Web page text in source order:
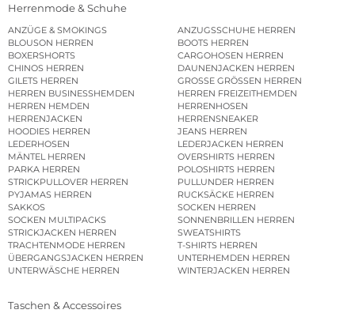
Herrenmode & Schuhe
ANZÜGE & SMOKINGS
ANZUGSSCHUHE HERREN
BLOUSON HERREN
BOOTS HERREN
BOXERSHORTS
CARGOHOSEN HERREN
CHINOS HERREN
DAUNENJACKEN HERREN
GILETS HERREN
GROSSE GRÖSSEN HERREN
HERREN BUSINESSHEMDEN
HERREN FREIZEITHEMDEN
HERREN HEMDEN
HERRENHOSEN
HERRENJACKEN
HERRENSNEAKER
HOODIES HERREN
JEANS HERREN
LEDERHOSEN
LEDERJACKEN HERREN
MÄNTEL HERREN
OVERSHIRTS HERREN
PARKA HERREN
POLOSHIRTS HERREN
STRICKPULLOVER HERREN
PULLUNDER HERREN
PYJAMAS HERREN
RUCKSÄCKE HERREN
SAKKOS
SOCKEN HERREN
SOCKEN MULTIPACKS
SONNENBRILLEN HERREN
STRICKJACKEN HERREN
SWEATSHIRTS
TRACHTENMODE HERREN
T-SHIRTS HERREN
ÜBERGANGSJACKEN HERREN
UNTERHEMDEN HERREN
UNTERWÄSCHE HERREN
WINTERJACKEN HERREN
Taschen & Accessoires